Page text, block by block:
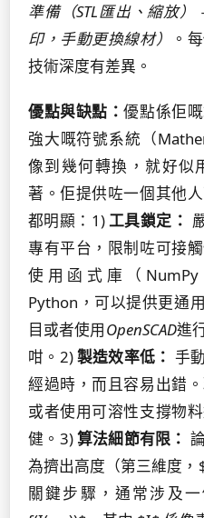
準備（STL匯出、縮放）
印，手動更換線材）
。
技術深度有差異。
優點與缺點：優點係佢
強大嘅符號系統（
像到幾何轉換，就好似
著。佢提供咗一個其他
都明顯：1)工具鎖定：
專有平台，限制咗可接
使用函式庫（NumPy
Python，可以提供更通
目或者使用OpenSCAD進
咁。2)製造效率低： 手
經過時，而且容易出錯
或者使用可溶性支撐物
健。3)算法細節有限：
為擠出高度（第三維度
關鍵步驟，通常涉及